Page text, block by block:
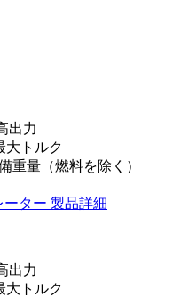
出力
大トルク
重量（燃料を除く）
ーター 製品詳細
出力
大トルク